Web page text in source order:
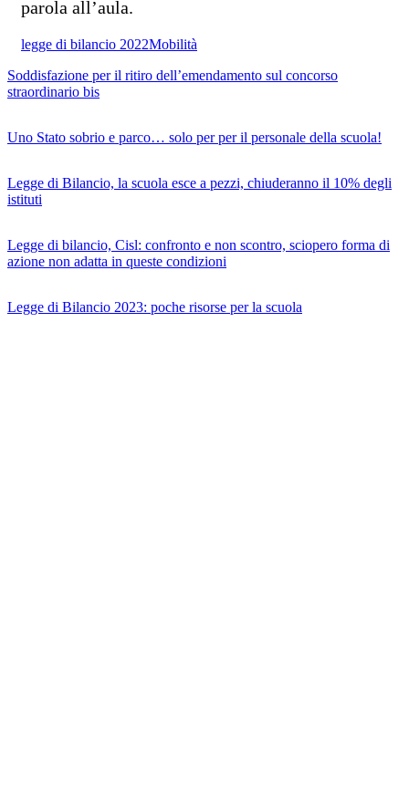
parola all’aula.
legge di bilancio 2022Mobilità
Soddisfazione per il ritiro dell’emendamento sul concorso
straordinario bis
Uno Stato sobrio e parco… solo per per il personale della scuola!
Legge di Bilancio, la scuola esce a pezzi, chiuderanno il 10% degli
istituti
Legge di bilancio, Cisl: confronto e non scontro, sciopero forma di
azione non adatta in queste condizioni
Legge di Bilancio 2023: poche risorse per la scuola